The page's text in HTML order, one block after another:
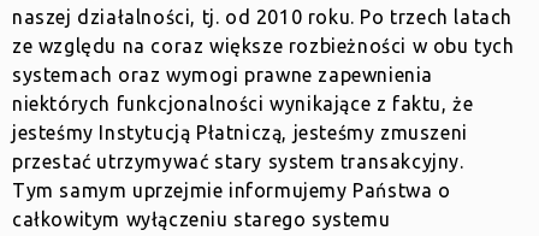
naszej działalności, tj. od 2010 roku. Po trzech latach
ze względu na coraz większe rozbieżności w obu tych
systemach oraz wymogi prawne zapewnienia
niektórych funkcjonalności wynikające z faktu, że
jesteśmy Instytucją Płatniczą, jesteśmy zmuszeni
przestać utrzymywać stary system transakcyjny.
Tym samym uprzejmie informujemy Państwa o
całkowitym wyłączeniu starego systemu